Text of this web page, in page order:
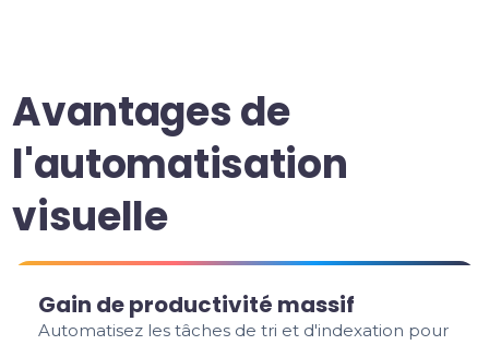
Avantages de
l'automatisation
visuelle
Gain de productivité massif
Automatisez les tâches de tri et d'indexation pour